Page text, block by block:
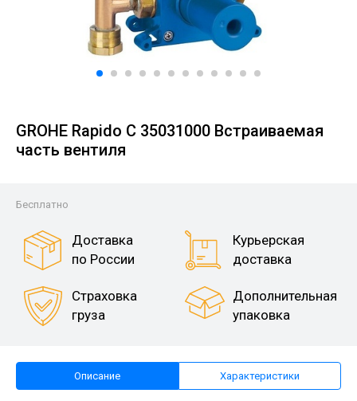
GROHE Rapido C 35031000 Встраиваемая
часть вентиля
Бесплатно
Доставка
по России
Курьерская
доставка
Страховка
груза
Дополнительная
упаковка
Описание Характеристики